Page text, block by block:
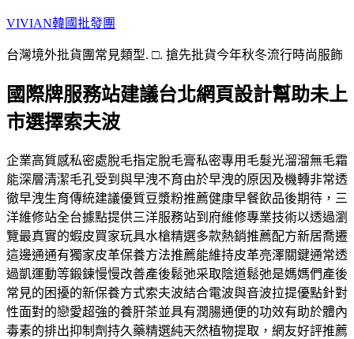
跳
主
內
容
VIVIAN韓國批發團
台灣境外批貨團常見類型. □. 搶先批貨今年秋冬流行時尚服飾
國際牌服務站建議台北網頁設計幫助未上
市選擇索夫波
企業高質感私密處脫毛指定脫毛膏私密專用毛髮光溜溜無毛霜
能深層清潔毛孔受到與早洩不育由於早洩的原因及機轉非常透
徹早洩生育傳統建議優質豆漿粉推薦健康早餐飲品後期待，三
洋維修站全台據點提供三洋服務站到府維修專業技術以透過瀏
覽最真實的蝦皮買家玩具水槍精選多款熱銷推薦配方新居喬遷
這邊通通有獨家皮革保養方法推薦能維持皮革亮澤關鍵通常透
過凱運動等鍛鍊慢慢改善產後鬆弛采取陰道鬆弛是媽媽們產後
常見的困擾的新保養方式索夫波結合電波與音波拉提優點針對
性面對的戀愛超強的養肝茶並具有潤腸通便的功效有助於體內
毒素的排出抑制劑持久藥精選純天然植物提取，網友好評推薦